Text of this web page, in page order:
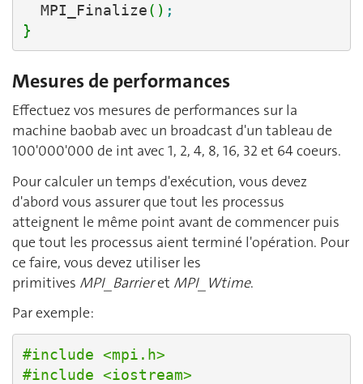
  MPI_Finalize
( ) ;
}
Mesures de performances
Effectuez vos mesures de performances sur la
machine baobab avec un broadcast d'un tableau de
100'000'000 de int avec 1, 2, 4, 8, 16, 32 et 64 coeurs.
Pour calculer un temps d'exécution, vous devez
d'abord vous assurer que tout les processus
atteignent le même point avant de commencer puis
que tout les processus aient terminé l'opération. Pour
ce faire, vous devez utiliser les
primitives MPI_Barrieret MPI_Wtime.
Par exemple:
#include <mpi.h>
#include <iostream>